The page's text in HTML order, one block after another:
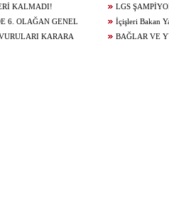
KALMADI!
LGS
KONUĞU OLDU
6. OLAĞAN GENEL
İçişleri Bakan
KARARA
BAĞLAR VE